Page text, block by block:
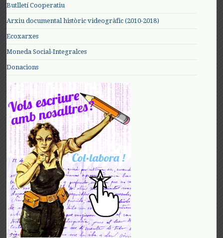
Butlletí Cooperatiu
Arxiu documental històric videogràfic (2010-2018)
Ecoxarxes
Moneda Social-Integralces
Donacions